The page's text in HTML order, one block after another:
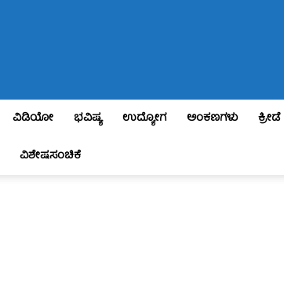
ವಿಡಿಯೋ ಭವಿಷ್ಯ ಉದ್ಯೋಗ ಅಂಕಣಗಳು ಕ್ರೀಡೆ
ವಿಶೇಷಸಂಚಿಕೆ